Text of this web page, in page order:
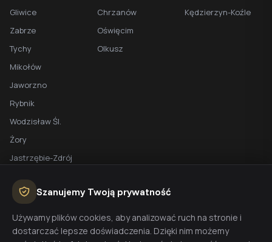
Gliwice
Zabrze
Tychy
Mikołów
Jaworzno
Rybnik
Wodzisław Śl.
Żory
Jastrzębie-Zdrój
Chrzanów
Oświęcim
Olkusz
Kędzierzyn-Koźle
BEZPŁATNA WYCENA
Planujesz budowę domu? Skontaktuj się z nami - przygotujemy
Szanujemy Twoją prywatność
Używamy plików cookies, aby analizować ruch na stronie i
dostarczać lepsze doświadczenia. Dzięki nim możemy